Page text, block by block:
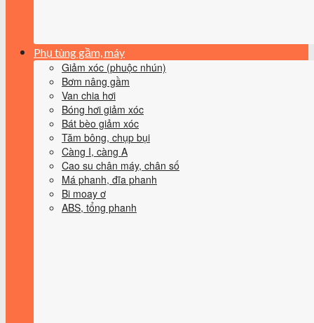
Phụ tùng gầm, máy
Giảm xóc (phuộc nhún)
Bơm nâng gầm
Van chia hơi
Bóng hơi giảm xóc
Bát bèo giảm xóc
Tăm bông, chụp bụi
Càng I, càng A
Cao su chân máy, chân số
Má phanh, đĩa phanh
Bi moay ơ
ABS, tổng phanh